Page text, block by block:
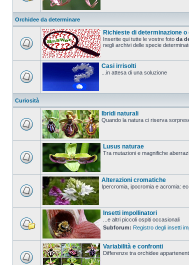
Orchidee da determinare
Richieste di determinazione
Inserite qui tutte le vostre foto da
negli archivi delle specie
Casi irrisolti
...in attesa di una soluzione
Curiosità
Ibridi naturali
Quando la natura ci riserva
Lusus naturae
Tra mutazioni e magnifiche
Alterazioni cromatiche
Ipercromia, ipocromia e acromia:
Insetti impollinatori
...e altri piccoli ospiti occasionali
Subforum: Registro degli insetti
Variabilità e confronti
Differenze tra orchidee